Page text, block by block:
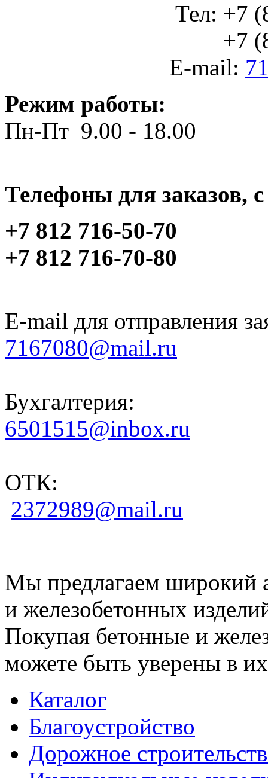
Тел: +7
+7
E-mail:
Режим работы:
Пн-Пт 9.00 - 18.00
Телефоны для заказов,
+7 812 716-50-70
+7 812 716-70-80
E-mail для отправления
7167080@mail.ru
Бухгалтерия:
6501515@inbox.ru
ОТК:
2372989@mail.ru
Мы предлагаем широкий
и железобетонных
Покупая бетонные и
можете быть уверены в их
Каталог
Благоустройство
Дорожное